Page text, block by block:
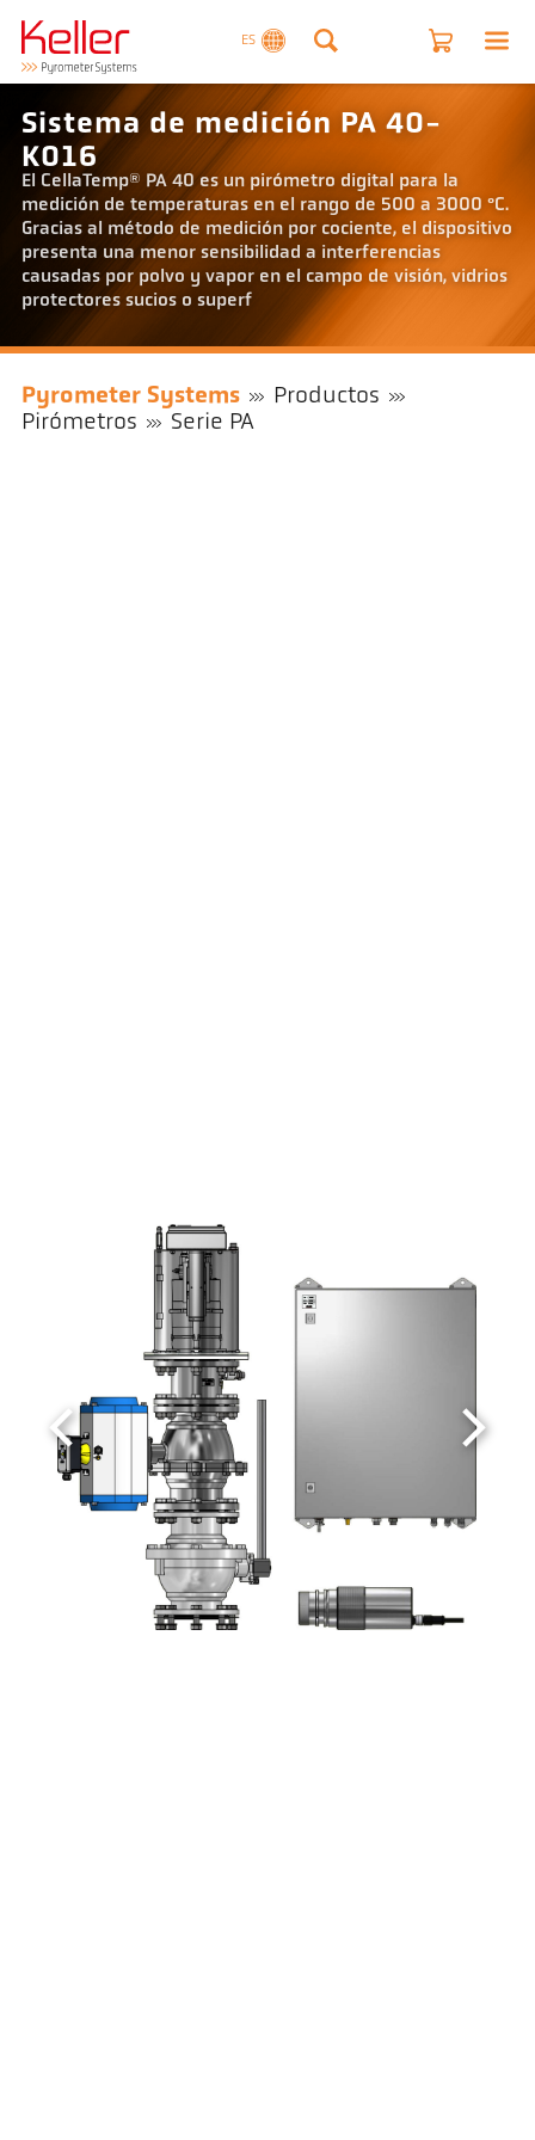
ES
Sistema de medición PA 40-
K016
El CellaTemp® PA 40 es un pirómetro digital para la
medición de temperaturas en el rango de 500 a 3000 °C.
Gracias al método de medición por cociente, el dispositivo
presenta una menor sensibilidad a interferencias
causadas por polvo y vapor en el campo de visión, vidrios
protectores sucios o superf
Pyrometer Systems
Productos
Pirómetros
Serie PA